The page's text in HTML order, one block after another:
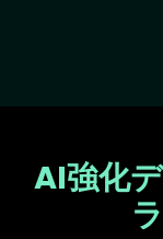
AI強化